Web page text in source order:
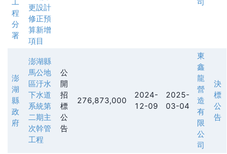
程
分
署
更設計
修正預
算新增
項目
澎
湖
縣
政
府
澎湖縣
馬公地
區汙水
下水道
系統第
二期主
次幹管
工程
公
開
招
標
公
告
276,873,000
2024-
12-09
2025-
03-04
東
鑫
龍
營
造
有
限
公
司
決
標
公
告